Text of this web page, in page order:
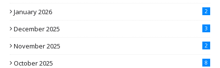
January 2026 2
December 2025 3
November 2025 2
October 2025 8